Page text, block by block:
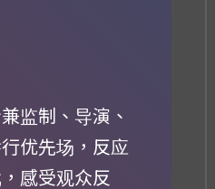
监制、导演、
优先场，反应
感受观众反